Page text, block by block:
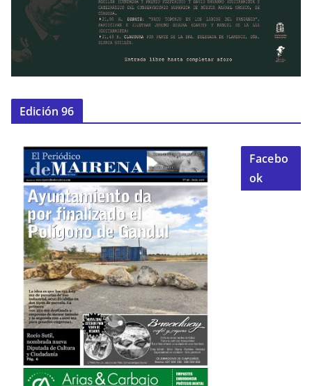
Edición 96
Facebo
ok